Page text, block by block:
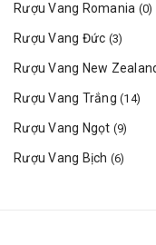
Rượu Vang Romania (0)
Rượu Vang Đức (3)
Rượu Vang New
Rượu Vang Trắng (14)
Rượu Vang Ngọt (9)
Rượu Vang Bịch (6)